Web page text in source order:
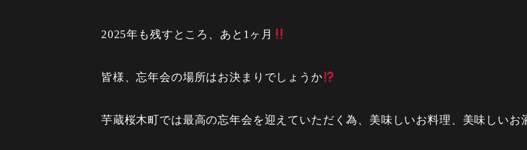
2025年も残すところ、あと1ヶ月
皆様、忘年会の場所はお決まりでしょうか
芋蔵桜木町では最高の忘年会を迎えていただく為、美味しいお料理、美味しいお